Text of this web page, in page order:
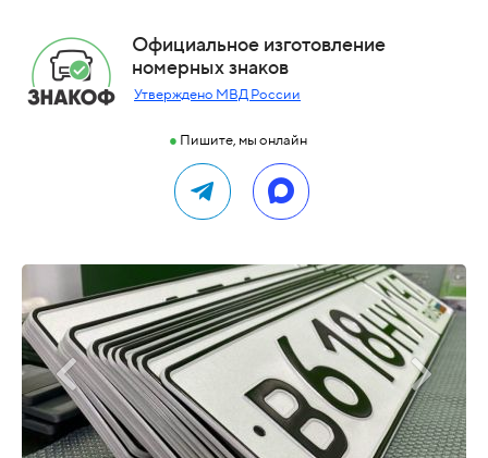
Официальное изготовление
номерных знаков
Утверждено МВД России
● Пишите, мы онлайн